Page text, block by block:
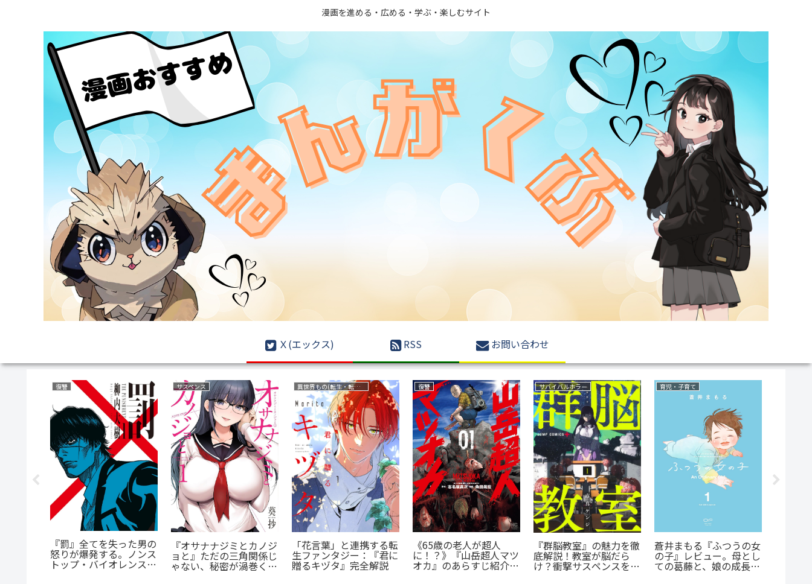
漫画を進める・広める・学ぶ・楽しむサイト
Ｘ(エックス) RSS お問い合わせ
ミステリー
『幼児A』5歳の殺人
犯、その瞳の奥に潜む闇
とは？ 衝撃作を徹底解
ファンタジー
あの感動をもう一度！
『D・N・ANGEL』正統
続編『DDNAngels』の
魅力と謎に迫る完全ガイ
ファンタジー
『捕虜英雄』完全解説！
最底辺から駆け上がる至
高のカタルシス
野球
『斜陽に恋う』憧れの先
輩が恋したのは「弟の彼
氏」だった…？切なすぎ
ラブコメ
『たろうのまにまに』徹
底紹介！クズなヒモ男に
沼る人続出の理由と「ま
にまに」の意味とは？
恋愛
公私で変わる凄まじいギ
ャップ『志乃と恋』のあ
らすじ徹底紹介！甘くて
尊い百合の世界へ